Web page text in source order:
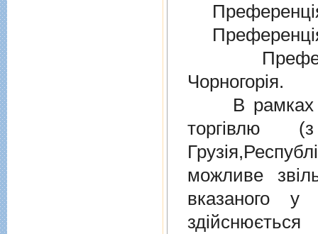
Чорногорія.
В рамках
торгiвлю
можливе
вказаного у